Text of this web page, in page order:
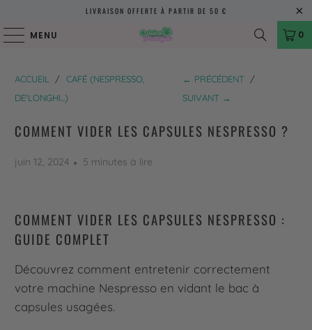
LIVRAISON OFFERTE À PARTIR DE 50 €
MENU 0
ACCUEIL / CAFÉ (NESPRESSO,
DE'LONGHI...)
← PRÉCÉDENT
/
SUIVANT →
COMMENT VIDER LES CAPSULES NESPRESSO ?
juin 12, 2024 5 minutes à lire
COMMENT VIDER LES CAPSULES NESPRESSO :
GUIDE COMPLET
Découvrez comment entretenir correctement
votre machine Nespresso en vidant le bac à
capsules usagées.